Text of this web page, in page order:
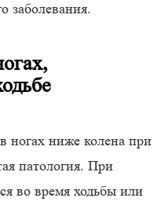
заболевания.
ниже колена при
патология. При
во время ходьбы или